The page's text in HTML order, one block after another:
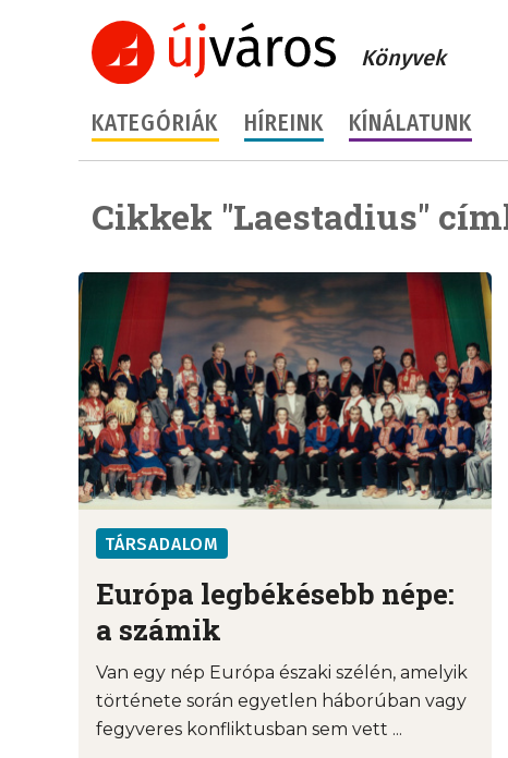
Könyvek
KATEGÓRIÁK HÍREINK KÍNÁLATUNK
Cikkek "Laestadius"
TÁRSADALOM
Európa legbékésebb népe:
a számik
Van egy nép Európa északi szélén, amelyik
története során egyetlen háborúban vagy
fegyveres konfliktusban sem vett ...